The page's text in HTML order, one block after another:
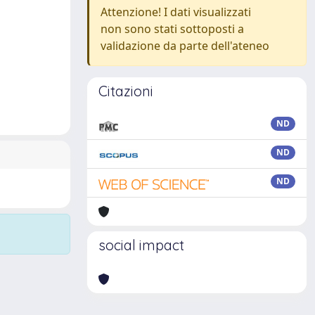
Attenzione! I dati visualizzati
non sono stati sottoposti a
validazione da parte dell'ateneo
Citazioni
ND
ND
ND
social impact